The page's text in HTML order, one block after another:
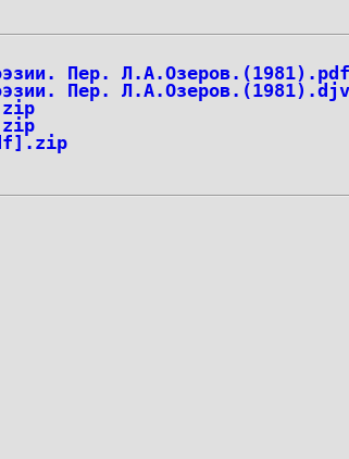
Пер. Л.А.Озеров.(1981).pdf
Пер.